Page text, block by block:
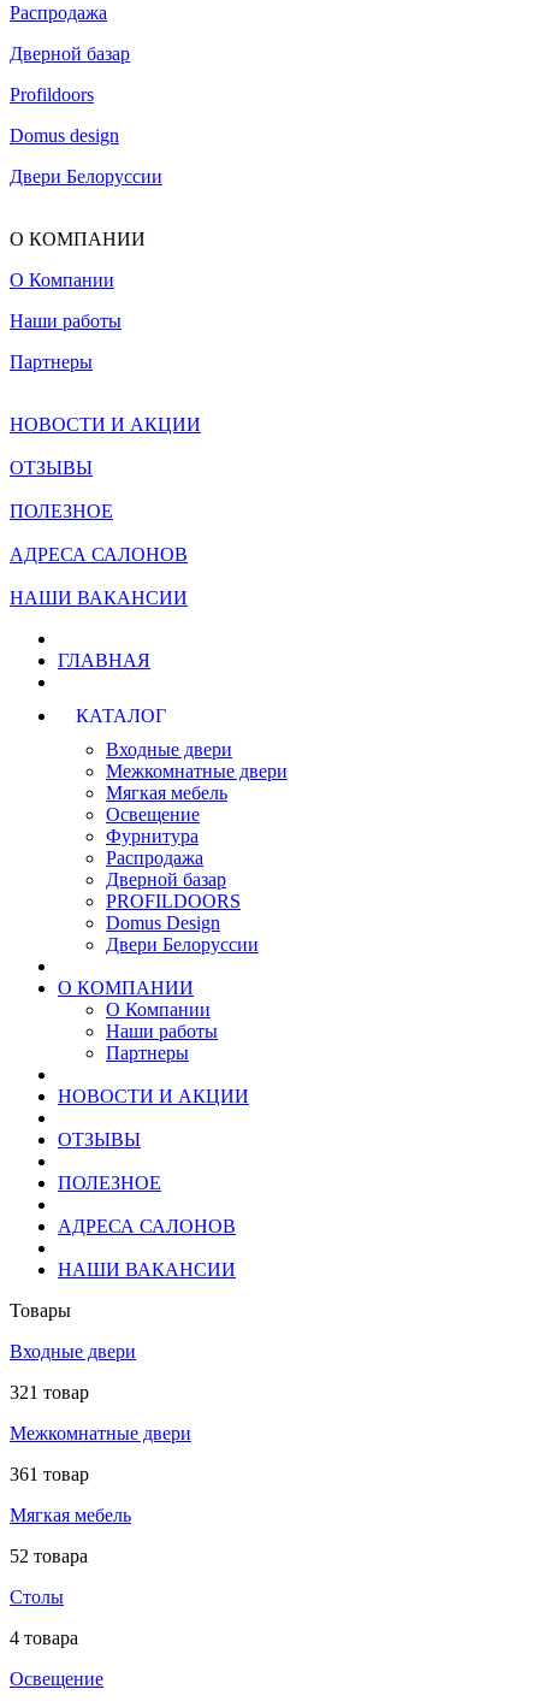
Распродажа
Дверной базар
Profildoors
Domus design
Двери Белоруссии
О КОМПАНИИ
О Компании
Наши работы
Партнеры
НОВОСТИ И АКЦИИ
ОТЗЫВЫ
ПОЛЕЗНОЕ
АДРЕСА САЛОНОВ
НАШИ ВАКАНСИИ
ГЛАВНАЯ
КАТАЛОГ
Входные двери
Межкомнатные двери
Мягкая мебель
Освещение
Фурнитура
Распродажа
Дверной базар
PROFILDOORS
Domus Design
Двери Белоруссии
О КОМПАНИИ
О Компании
Наши работы
Партнеры
НОВОСТИ И АКЦИИ
ОТЗЫВЫ
ПОЛЕЗНОЕ
АДРЕСА САЛОНОВ
НАШИ ВАКАНСИИ
Товары
Входные двери
321 товар
Межкомнатные двери
361 товар
Мягкая мебель
52 товара
Столы
4 товара
Освещение